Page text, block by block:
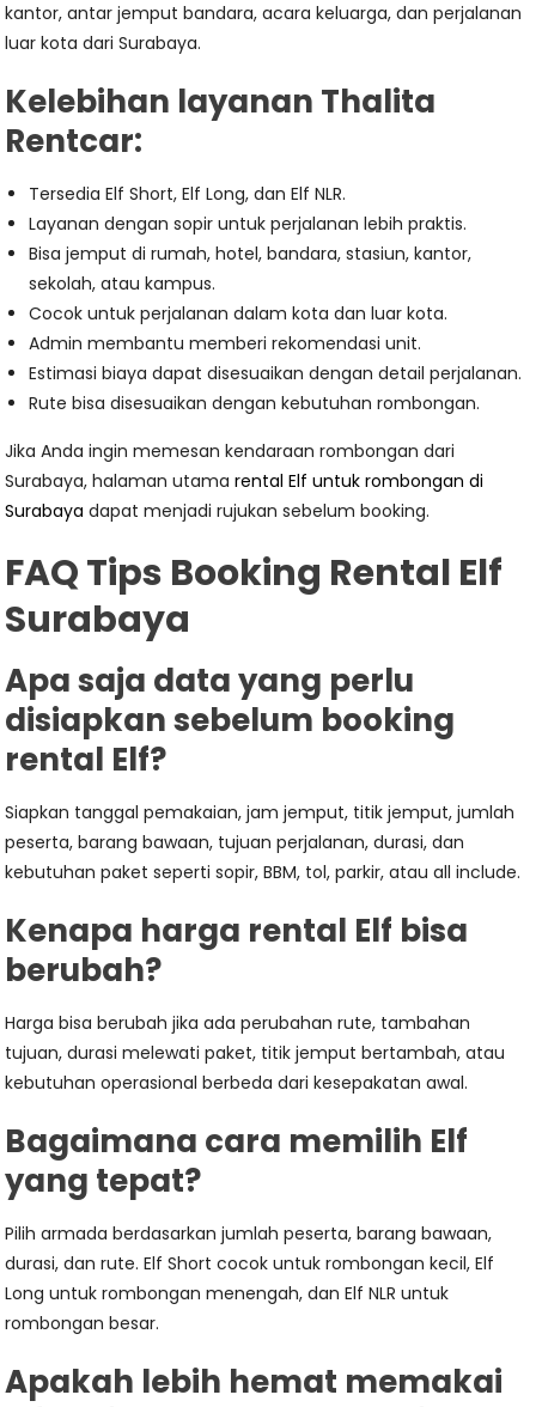
kantor, antar jemput bandara, acara keluarga, dan perjalanan
luar kota dari Surabaya.
Kelebihan layanan Thalita
Rentcar:
Tersedia Elf Short, Elf Long, dan Elf NLR.
Layanan dengan sopir untuk perjalanan lebih praktis.
Bisa jemput di rumah, hotel, bandara, stasiun, kantor,
sekolah, atau kampus.
Cocok untuk perjalanan dalam kota dan luar kota.
Admin membantu memberi rekomendasi unit.
Estimasi biaya dapat disesuaikan dengan detail perjalanan.
Rute bisa disesuaikan dengan kebutuhan rombongan.
Jika Anda ingin memesan kendaraan rombongan dari
Surabaya, halaman utamarental Elf untuk rombongan di
Surabaya dapat menjadi rujukan sebelum booking.
FAQ Tips Booking Rental Elf
Surabaya
Apa saja data yang perlu
disiapkan sebelum booking
rental Elf?
Siapkan tanggal pemakaian, jam jemput, titik jemput, jumlah
peserta, barang bawaan, tujuan perjalanan, durasi, dan
kebutuhan paket seperti sopir, BBM, tol, parkir, atau all include.
Kenapa harga rental Elf bisa
berubah?
Harga bisa berubah jika ada perubahan rute, tambahan
tujuan, durasi melewati paket, titik jemput bertambah, atau
kebutuhan operasional berbeda dari kesepakatan awal.
Bagaimana cara memilih Elf
yang tepat?
Pilih armada berdasarkan jumlah peserta, barang bawaan,
durasi, dan rute. Elf Short cocok untuk rombongan kecil, Elf
Long untuk rombongan menengah, dan Elf NLR untuk
rombongan besar.
Apakah lebih hemat memakai